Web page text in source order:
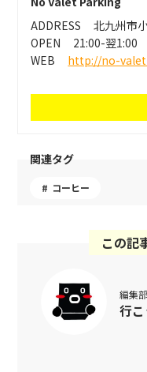
ADDRESS
北九州市
OPEN
21:00-翌1:00
WEB
http://no-
関連タグ
コーヒー
この記
編集
行